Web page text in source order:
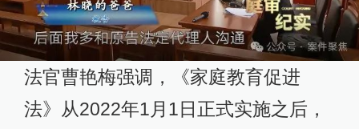
法官曹艳梅强调，《家庭教育促进
法》从2022年1月1日正式实施之后，